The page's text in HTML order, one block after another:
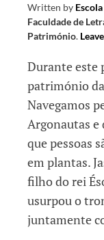
Written by
Faculdade de
Património.
Durante este
património
Navegamos
Argonautas
que pessoas
em plantas.
filho do rei
usurpou o
juntamente